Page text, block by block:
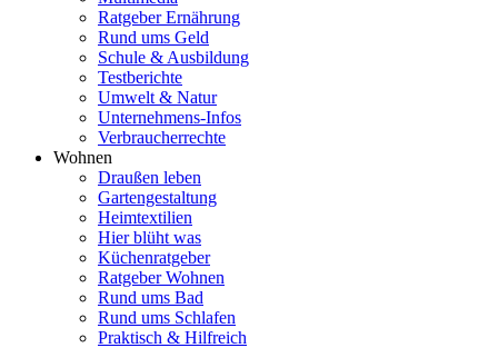
Ratgeber Ernährung
Rund ums Geld
Schule & Ausbildung
Testberichte
Umwelt & Natur
Unternehmens-Infos
Verbraucherrechte
Wohnen
Draußen leben
Gartengestaltung
Heimtextilien
Hier blüht was
Küchenratgeber
Ratgeber Wohnen
Rund ums Bad
Rund ums Schlafen
Praktisch & Hilfreich